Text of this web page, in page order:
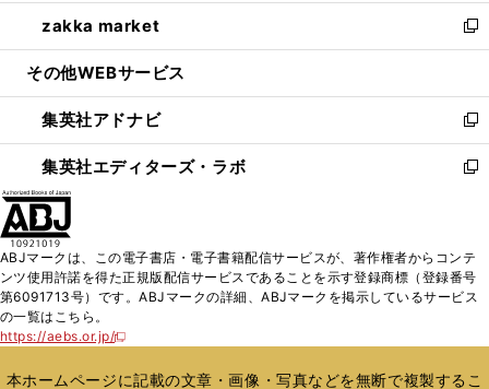
く
で
開
ン
ド
ウ
開
く
ウ
ィ
ン
ウ
で
開
く
し
い
ウ
ン
ド
ウ
で
zakka market
新
し
ウ
ィ
ン
ド
く
その他WEBサービス
集英社アドナビ
新
し
い
ド
ウ
で
集英社エディターズ・ラボ
新
ィ
ン
ド
開
ABJマークは、この電子書店・電子書籍配信サービスが、著作権者からコンテ
ンツ使用許諾を得た正規版配信サービスであることを示す登録商標（登録番号
第6091713号）です。ABJマークの詳細、ABJマークを掲示しているサービス
の一覧はこちら。
https://aebs.or.jp/
新
い
本ホームページに記載の文章・画像・写真などを無断で複製するこ